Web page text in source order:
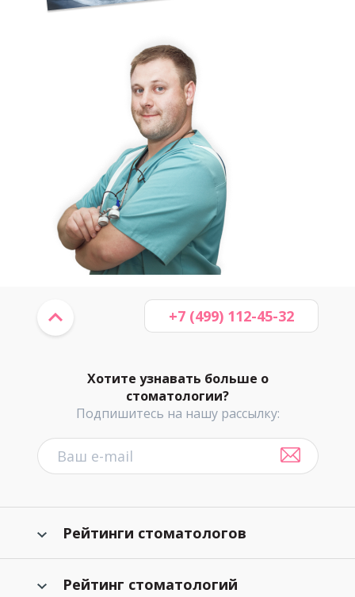
Хотите узнавать больше о
стоматологии?
Подпишитесь на нашу рассылку:
+7 (499) 112-45-32
Рейтинги стоматологов
Рейтинг стоматологий